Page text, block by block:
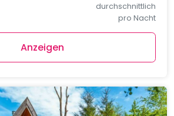
durchschnittlich
pro Nacht
Anzeigen